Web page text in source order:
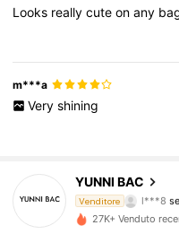
Looks reallycuteonany
m***a
Very shining
YUNNI BAC
Venditore
l***8
4.86
27K+ Venduto